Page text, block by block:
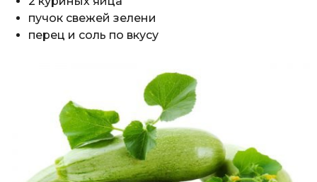
пучок свежей зелени
перец и соль по вкусу